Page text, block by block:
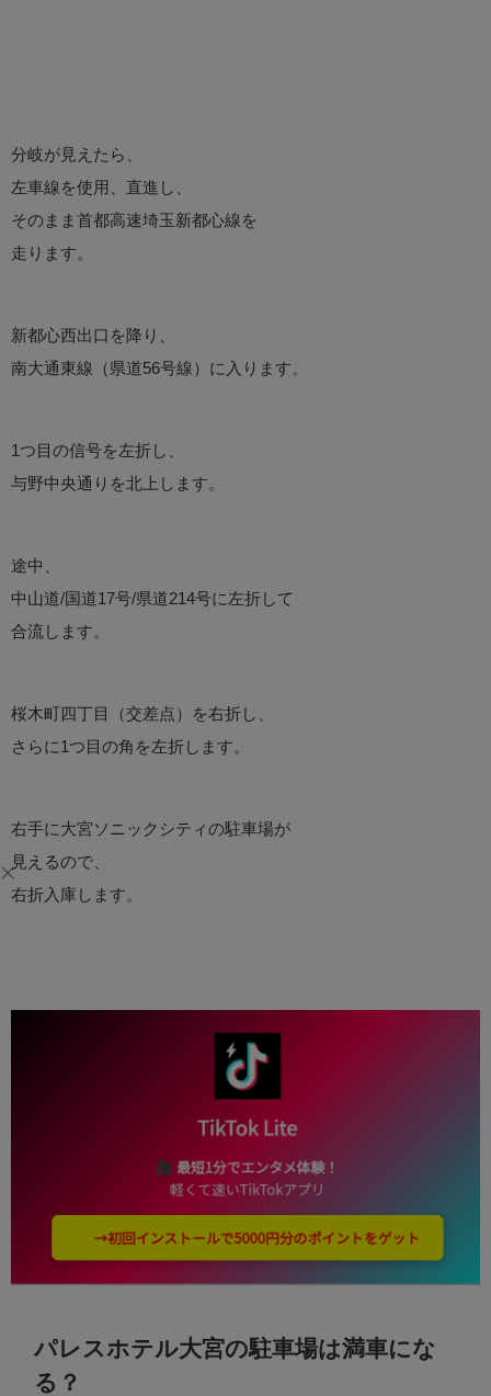
分岐が見えたら、
左車線を使用、直進し、
そのまま首都高速埼玉新都心線を
走ります。
新都心西出口を降り、
南大通東線（県道56号線）に入ります。
1つ目の信号を左折し、
与野中央通りを北上します。
途中、
中山道/国道17号/県道214号に左折して
合流します。
桜木町四丁目（交差点）を右折し、
さらに1つ目の角を左折します。
右手に大宮ソニックシティの駐車場が
見えるので、
右折入庫します。
パレスホテル大宮の駐車場は満車にな
る？